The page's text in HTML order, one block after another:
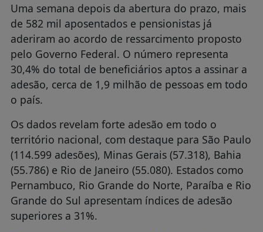
Uma semana depois da abertura do prazo, mais
de 582 mil aposentados e pensionistas já
aderiram ao acordo de ressarcimento proposto
pelo Governo Federal. O número representa
30,4% do total de beneficiários aptos a assinar a
adesão, cerca de 1,9 milhão de pessoas em todo
o país.
Os dados revelam forte adesão em todo o
território nacional, com destaque para São Paulo
(114.599 adesões), Minas Gerais (57.318), Bahia
(55.786) e Rio de Janeiro (55.080). Estados como
Pernambuco, Rio Grande do Norte, Paraíba e Rio
Grande do Sul apresentam índices de adesão
superiores a 31%.